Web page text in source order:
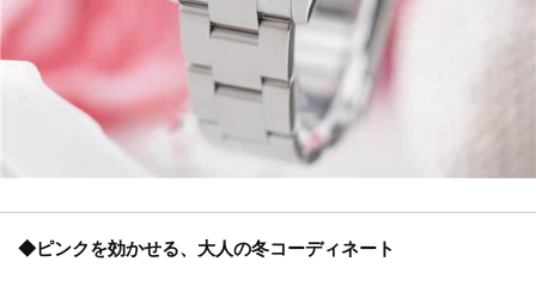
◆ピンクを効かせる、大人の冬コーディネート